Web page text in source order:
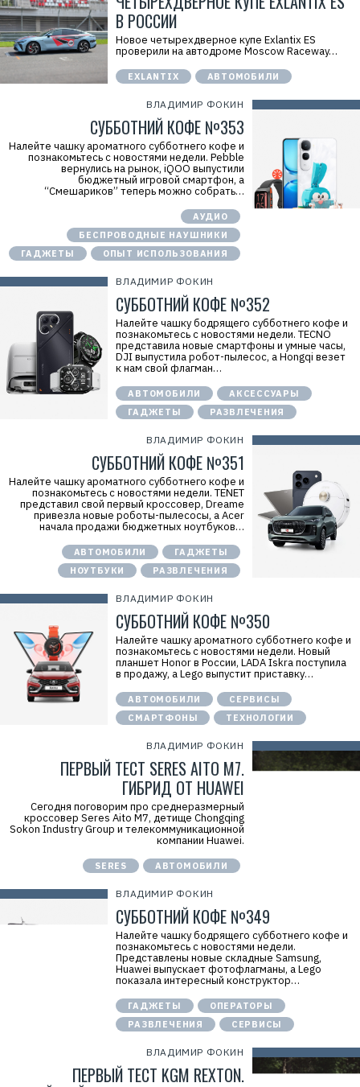
В РОССИИ
Новое четырехдверное купе Exlantix ES
проверили на автодроме Moscow Raceway…
EXLANTIX АВТОМОБИЛИ
ВЛАДИМИР ФОКИН
СУББОТНИЙ КОФЕ №353
Налейте чашку ароматного субботнего кофе и
познакомьтесь с новостями недели. Pebble
вернулись на рынок, iQOO выпустили
бюджетный игровой смартфон, а
“Смешариков” теперь можно собрать…
АУДИО
БЕСПРОВОДНЫЕ НАУШНИКИ
ГАДЖЕТЫ
ОПЫТ ИСПОЛЬЗОВАНИЯ
ВЛАДИМИР ФОКИН
СУББОТНИЙ КОФЕ №352
Налейте чашку бодрящего субботнего кофе и
познакомьтесь с новостями недели. TECNO
представила новые смартфоны и умные часы,
DJI выпустила робот-пылесос, а Hongqi везет
к нам свой флагман…
АВТОМОБИЛИ
АКСЕССУАРЫ
ГАДЖЕТЫ
РАЗВЛЕЧЕНИЯ
ВЛАДИМИР ФОКИН
СУББОТНИЙ КОФЕ №351
Налейте чашку ароматного субботнего кофе и
познакомьтесь с новостями недели. TENET
представил свой первый кроссовер, Dreame
привезла новые роботы-пылесосы, а Acer
начала продажи бюджетных ноутбуков…
АВТОМОБИЛИ
ГАДЖЕТЫ
НОУТБУКИ
РАЗВЛЕЧЕНИЯ
ВЛАДИМИР ФОКИН
СУББОТНИЙ КОФЕ №350
Налейте чашку ароматного субботнего кофе и
познакомьтесь с новостями недели. Новый
планшет Honor в России, LADA Iskra поступила
в продажу, а Lego выпустит приставку…
АВТОМОБИЛИ
СЕРВИСЫ
СМАРТФОНЫ
ТЕХНОЛОГИИ
ВЛАДИМИР ФОКИН
ПЕРВЫЙ ТЕСТ SERES AITO M7.
ГИБРИД ОТ HUAWEI
Сегодня поговорим про среднеразмерный
кроссовер Seres Aito M7, детище Chongqing
Sokon Industry Group и телекоммуникационной
компании Huawei.
SERES АВТОМОБИЛИ
ВЛАДИМИР ФОКИН
СУББОТНИЙ КОФЕ №349
Налейте чашку бодрящего субботнего кофе и
познакомьтесь с новостями недели.
Представлены новые складные Samsung,
Huawei выпускает фотофлагманы, а Lego
показала интересный конструктор…
ГАДЖЕТЫ
ОПЕРАТОРЫ
РАЗВЛЕЧЕНИЯ
СЕРВИСЫ
ВЛАДИМИР ФОКИН
ПЕРВЫЙ ТЕСТ KGM REXTON.